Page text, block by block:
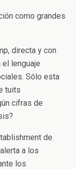
como grandes
directa y con
lenguaje
Sólo esta
tuits
cifras de
de
a los
los